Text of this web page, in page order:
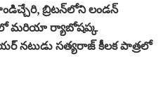
బ్రిటన్‌లోని లండన్
మరియా ర్యాబోషప్క
నటుడు సత్యరాజ్ కీలక పాత్రలో